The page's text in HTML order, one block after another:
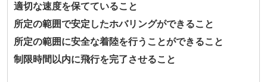
適切な速度を保てていること
所定の範囲で安定したホバリングができること
所定の範囲に安全な着陸を行うことができること
制限時間以内に飛行を完了させること